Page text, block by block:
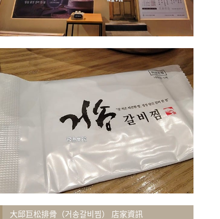
大邱巨松排骨（거송갈비찜） 店家資訊